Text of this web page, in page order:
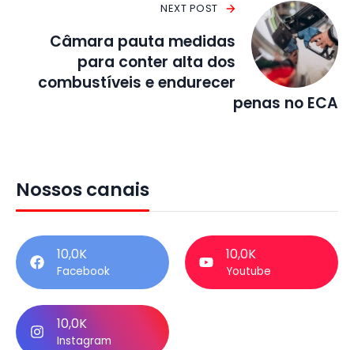
NEXT POST
Câmara pauta medidas
para conter alta dos
combustíveis e endurecer
penas no ECA
Nossos canais
10,0K
Facebook
10,0K
Youtube
10,0K
Instagram